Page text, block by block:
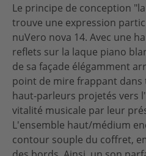
Le principe de conception
trouve une expression
nuVero nova 14. Avec une
reflets sur la laque piano
de sa façade élégamment
point de mire frappant dans
haut-parleurs projetés vers
vitalité musicale par leur
L'ensemble haut/médium
contour souple du coffret,